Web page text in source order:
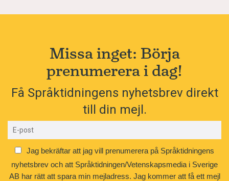
Missa inget: Börja
prenumerera i dag!
Få Språktidningens nyhetsbrev direkt
till din mejl.
Jag bekräftar att jag vill prenumerera på Språktidningens
nyhetsbrev och att Språktidningen/Vetenskapsmedia i Sverige
AB har rätt att spara min mejladress. Jag kommer att få ett mejl